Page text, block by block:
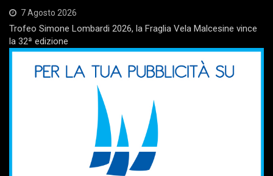
7 Agosto 2026
Trofeo Simone Lombardi 2026, la Fraglia Vela Malcesine vince
la 32ª edizione